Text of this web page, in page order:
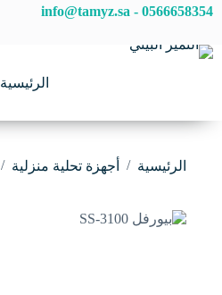
التجاوز
المحتوى
info@tamyz.sa - 0566658354
الرئيسية
الرئيسية / أجهزة تحلية منزلية /